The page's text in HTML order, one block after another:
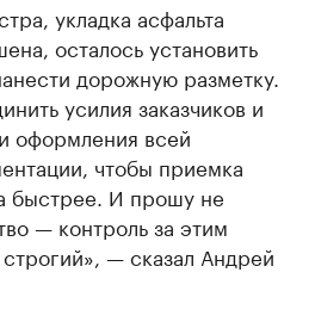
укладка асфальта
осталось установить
дорожную разметку.
усилия заказчиков и
оформления всей
чтобы приемка
быстрее. И прошу не
— контроль за этим
— сказал Андрей